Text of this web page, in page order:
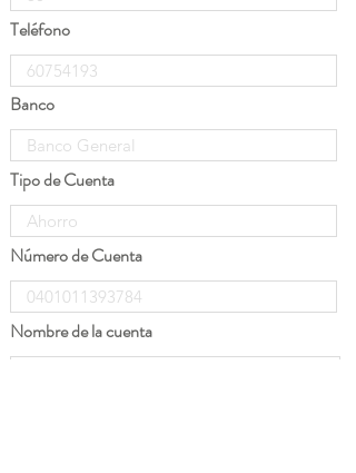
Teléfono
Banco
Tipo de Cuenta
Número de Cuenta
Nombre de la cuenta